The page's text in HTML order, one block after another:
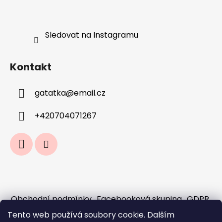
Tento web používá soubory cookie. Dalším
Sledovat na Instagramu
Kontakt
gatatka@email.cz
+420704071267
Obchodní podmínky Facebooková skupina GDPR
Jak fungují předobjednávky a sloučení